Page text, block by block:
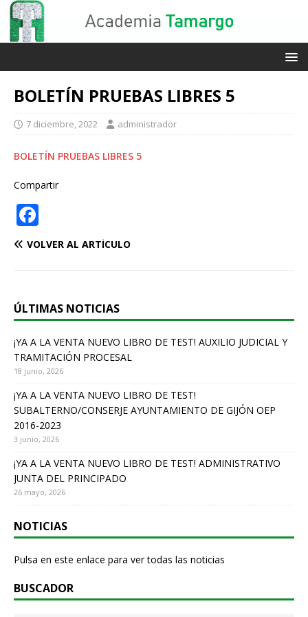
BOLETÍN PRUEBAS LIBRES 5
7 diciembre, 2022 administrador
BOLETÍN PRUEBAS LIBRES 5
Compartir
a
b
o
o
k
VOLVER AL ARTÍCULO
ÚLTIMAS NOTICIAS
¡YA A LA VENTA NUEVO LIBRO DE TEST! AUXILIO JUDICIAL Y
TRAMITACIÓN PROCESAL
18 junio, 2026
¡YA A LA VENTA NUEVO LIBRO DE TEST!
SUBALTERNO/CONSERJE AYUNTAMIENTO DE GIJÓN OEP
2016-2023
3 junio, 2026
¡YA A LA VENTA NUEVO LIBRO DE TEST! ADMINISTRATIVO
JUNTA DEL PRINCIPADO
26 mayo, 2026
NOTICIAS
Pulsa en este enlace para ver todas las noticias
BUSCADOR